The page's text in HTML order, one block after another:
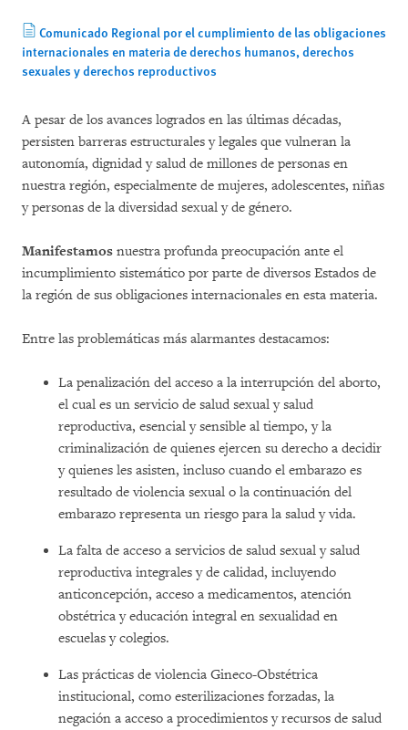
Comunicado Regional por el cumplimiento de las obligaciones
internacionales en materia de derechos humanos, derechos
sexuales y derechos reproductivos
A pesar de los avances logrados en las últimas décadas,
persisten barreras estructurales y legales que vulneran la
autonomía, dignidad y salud de millones de personas en
nuestra región, especialmente de mujeres, adolescentes, niñas
y personas de la diversidad sexual y de género.
Manifestamos nuestra profunda preocupación ante el
incumplimiento sistemático por parte de diversos Estados de
la región de sus obligaciones internacionales en esta materia.
Entre las problemáticas más alarmantes destacamos:
La penalización del acceso a la interrupción del aborto,
el cual es un servicio de salud sexual y salud
reproductiva, esencial y sensible al tiempo, y la
criminalización de quienes ejercen su derecho a decidir
y quienes les asisten, incluso cuando el embarazo es
resultado de violencia sexual o la continuación del
embarazo representa un riesgo para la salud y vida.
La falta de acceso a servicios de salud sexual y salud
reproductiva integrales y de calidad, incluyendo
anticoncepción, acceso a medicamentos, atención
obstétrica y educación integral en sexualidad en
escuelas y colegios.
Las prácticas de violencia Gineco-Obstétrica
institucional, como esterilizaciones forzadas, la
negación a acceso a procedimientos y recursos de salud